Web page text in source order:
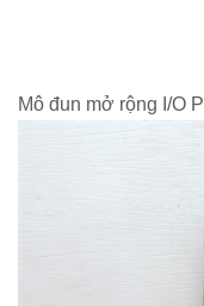
Mô đun mở rộng I/O